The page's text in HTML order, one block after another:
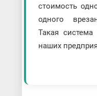
стоимость
одного
Такая
наших